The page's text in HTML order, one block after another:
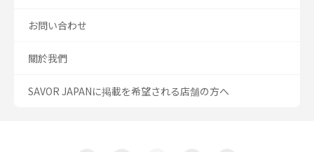
お問い合わせ
關於我們
SAVOR JAPANに掲載を希望される店舗の方へ